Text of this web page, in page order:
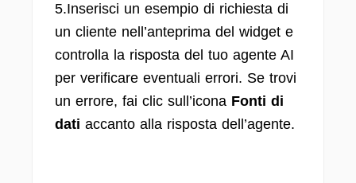
5.Inserisci un esempio di richiesta di
un cliente nell’anteprima del widget e
controlla la risposta del tuo agente AI
per verificare eventuali errori. Se trovi
un errore, fai clic sull’icona Fonti di
dati accanto alla risposta dell’agente.